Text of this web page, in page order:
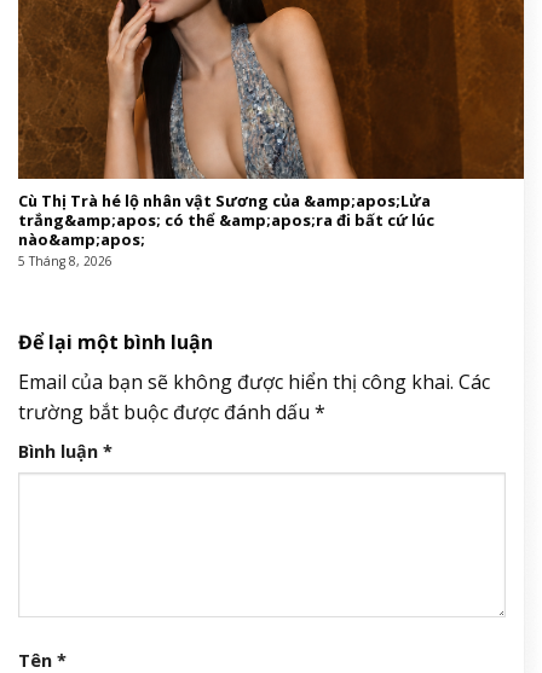
Cù Thị Trà hé lộ nhân vật Sương của &amp;apos;Lửa
trắng&amp;apos; có thể &amp;apos;ra đi bất cứ lúc
nào&amp;apos;
5 Tháng 8, 2026
Để lại một bình luận
Email của bạn sẽ không được hiển thị công khai. Các
trường bắt buộc được đánh dấu *
Bình luận *
Tên *